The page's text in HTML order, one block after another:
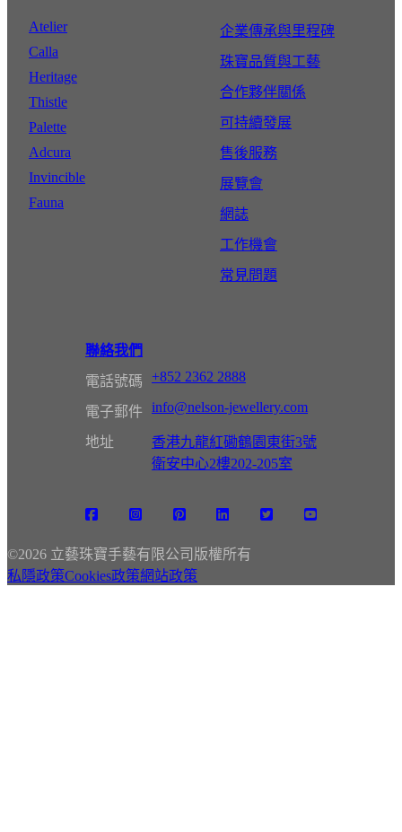
Atelier
Calla
Heritage
Thistle
Palette
Adcura
Invincible
Fauna
企業傳承與里程碑
珠寶品質與工藝
合作夥伴關係
可持續發展
售後服務
展覽會
網誌
工作機會
常見問題
聯絡我們
電話號碼
+852 2362 2888
電子郵件 info@nelson-jewellery.com
地址
香港九龍紅磡鶴園東街3號
衛安中心2樓202-205室
©2026 立藝珠寶手藝有限公司版權所有
私隱政策Cookies政策網站政策